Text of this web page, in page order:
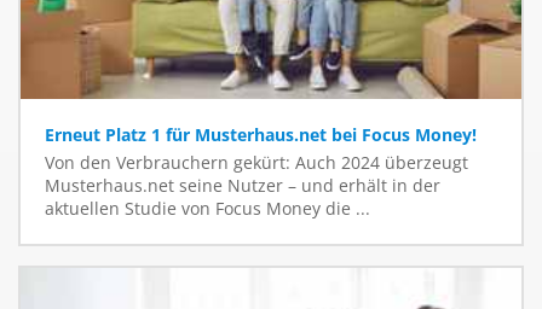
Erneut Platz 1 für Musterhaus.net bei Focus Money!
Von den Verbrauchern gekürt: Auch 2024 überzeugt
Musterhaus.net seine Nutzer – und erhält in der
aktuellen Studie von Focus Money die ...